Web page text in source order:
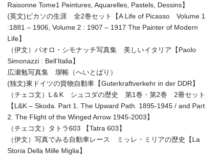
Raisonne Tome1 Peintures, Aquarelles, Pastels, Dessins】
(英文)ピカソの生涯 全2巻セット【A Life of Picasso Volume 1
:1881 – 1906, Volume 2 : 1907 – 1917 The Painter of Modern
Life】
（伊文）パオロ・シモナッチ写真集 美しいイタリア【Paolo
Simonazzi : Bell’Italia】
広瀬勉写真集 塀帳（へいとばり）
(独文)東ドイツの貨物自動車【Guterkraftverkehr in der DDR】
（チェコ文）L＆K シュコダの歴史 第1巻・第2巻 2冊セット
【L&K – Skoda. Part 1. The Upward Path. 1895-1945 / and Part
2. The Flight of the Winged Arrow 1945-2003】
（チェコ文）タトラ603 【Tatra 603】
（伊文）写真でみる自動車レース ミッレ・ミリアの歴史【La
Storia Della Mille Miglia】